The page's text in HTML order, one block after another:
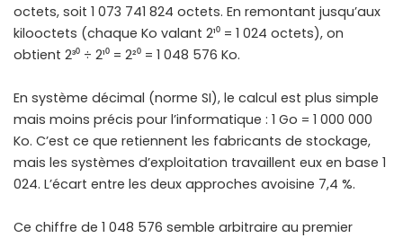
octets, soit 1 073 741 824 octets. En remontant jusqu’aux
kilooctets (chaque Ko valant 2¹⁰ = 1 024 octets), on
obtient 2³⁰ ÷ 2¹⁰ = 2²⁰ = 1 048 576 Ko.
En système décimal (norme SI), le calcul est plus simple
mais moins précis pour l’informatique : 1 Go = 1 000 000
Ko. C’est ce que retiennent les fabricants de stockage,
mais les systèmes d’exploitation travaillent eux en base 1
024. L’écart entre les deux approches avoisine 7,4 %.
Ce chiffre de 1 048 576 semble arbitraire au premier